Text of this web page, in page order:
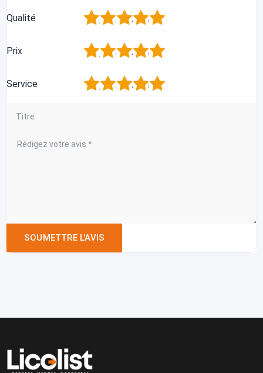
Qualité 5
4
3
2
Prix 5
4
3
2
Service 5
4
3
2